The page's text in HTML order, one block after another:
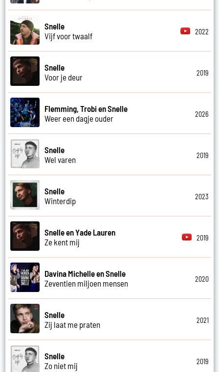
Snelle
Vijf voor twaalf
2022
Snelle
Voor je deur
2019
Flemming, Trobi en Snelle
Weer een dagje ouder
2026
Snelle
Wel varen
2019
Snelle
Winterdip
2023
Snelle en Yade Lauren
Ze kent mij
2019
Davina Michelle en Snelle
Zeventien miljoen mensen
2020
Snelle
Zij laat me praten
2021
Snelle
Zo niet mij
2019